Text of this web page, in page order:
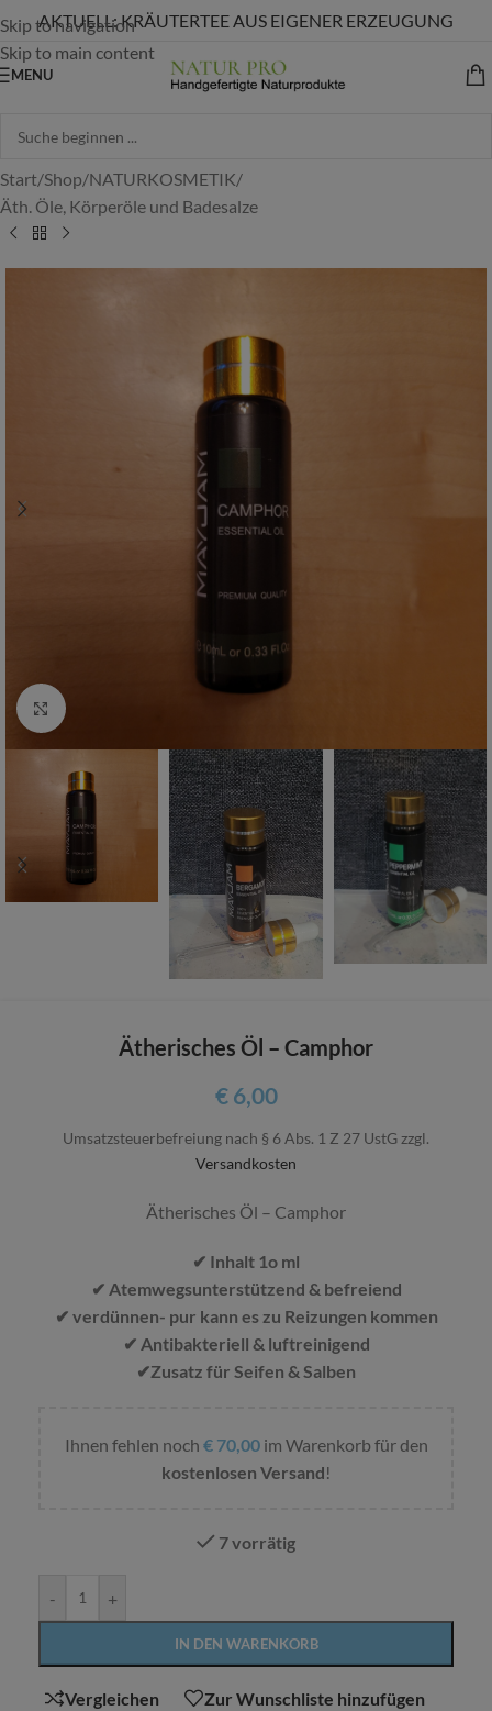
Skip to navigation
Skip to main content
AKTUELL: KRÄUTERTEE AUS EIGENER ERZEUGUNG
MENU
Start/Shop/NATURKOSMETIK/
Äth. Öle, Körperöle und Badesalze
Zum vergrößern anklicken
Ätherisches Öl – Camphor
€6,00
Umsatzsteuerbefreiung nach § 6 Abs. 1 Z 27 UstG zzgl.
Versandkosten
Ätherisches Öl – Camphor
✔ Inhalt 1o ml
✔ Atemwegsunterstützend & befreiend
✔ verdünnen- pur kann es zu Reizungen kommen
✔ Antibakteriell & luftreinigend
✔Zusatz für Seifen & Salben
Ihnen fehlen noch €70,00im Warenkorb für den
kostenlosen Versand!
7 vorrätig
- +
IN DEN WARENKORB
Vergleichen Zur Wunschliste hinzufügen